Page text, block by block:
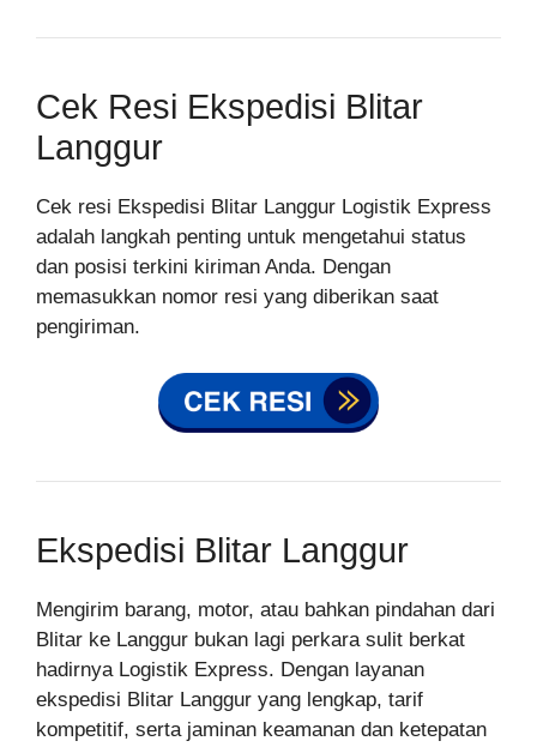
Cek Resi Ekspedisi Blitar
Langgur
Cek resi Ekspedisi Blitar Langgur Logistik Express
adalah langkah penting untuk mengetahui status
dan posisi terkini kiriman Anda. Dengan
memasukkan nomor resi yang diberikan saat
pengiriman.
Ekspedisi Blitar Langgur
Mengirim barang, motor, atau bahkan pindahan dari
Blitar ke Langgur bukan lagi perkara sulit berkat
hadirnya Logistik Express. Dengan layanan
ekspedisi Blitar Langgur yang lengkap, tarif
kompetitif, serta jaminan keamanan dan ketepatan